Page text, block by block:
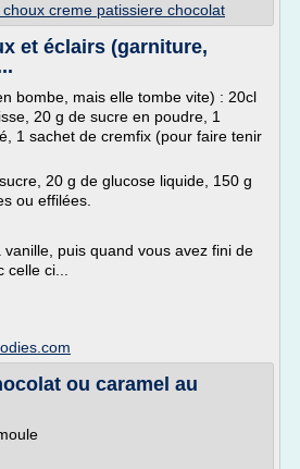
choux creme patissiere chocolat
et éclairs (garniture,
bombe, mais elle tombe vite) : 20cl
20 g de sucre en poudre, 1
1 sachet de cremfix (pour faire tenir
20 g de glucose liquide, 150 g
ou effilées.
puis quand vous avez fini de
ci...
ou caramel au